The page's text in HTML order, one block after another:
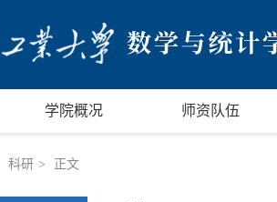
学院概况 师资队伍
科研 > 正文